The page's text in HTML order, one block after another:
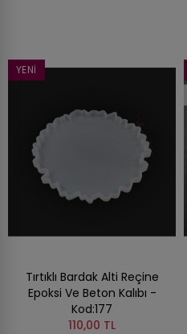
YENI
Tırtıklı Bardak Alti Reçine
Epoksi Ve Beton Kalıbı -
Kod:177
110,00 TL